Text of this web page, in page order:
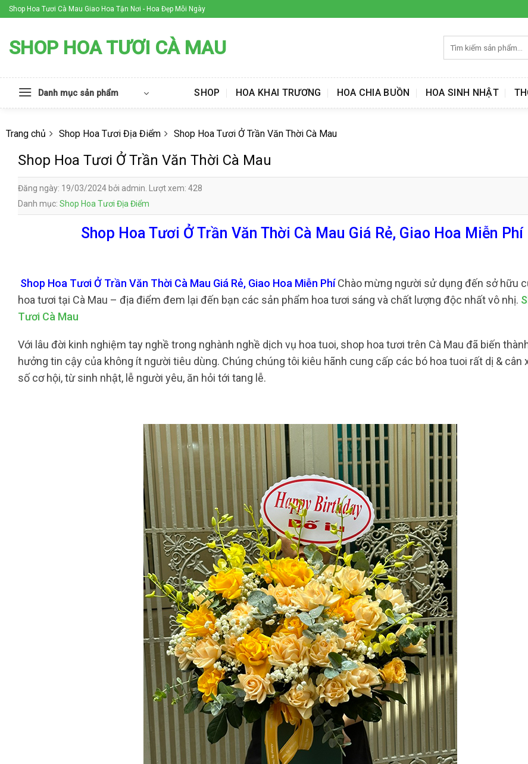
Skip
to
Shop Hoa Tươi Cà Mau Giao Hoa Tận Nơi - Hoa Đẹp Mỗi Ngày
SHOP HOA TƯƠI CÀ MAU
kiếm:
Danh mục sản phẩm SHOP HOA KHAI TRƯƠNG HOA CHIA BUỒN HOA SINH NHẬT
Trang chủ Shop Hoa Tươi Địa Điểm Shop Hoa Tươi Ở Trần Văn Thời Cà Mau
Shop Hoa Tươi Ở Trần Văn Thời Cà Mau
Đăng ngày: 19/03/2024 bởi admin. Lượt xem: 428
Danh mục: Shop Hoa Tươi Địa Điểm
Shop Hoa Tươi Ở Trần Văn Thời Cà Mau Giá Rẻ, Giao Hoa Miễn Phí
Shop Hoa Tươi Ở Trần Văn Thời Cà Mau Giá Rẻ, Giao Hoa Miễn PhíChào mừng người sử dụng đến sở hữu
hoa tươi tại Cà Mau – địa điểm đem lại đến bạn các sản phẩm hoa tươi sáng và chất lượng độc nhất vô nhị.
Tươi Cà Mau
Với lâu đời kinh nghiệm tay nghề trong nghành nghề dịch vụ hoa tuoi, shop hoa tươi trên Cà Mau đã biến
hưởng tin cậy của không ít người tiêu dùng. Chúng chúng tôi kiêu hãnh cung cấp các bó hoa tuoi rất dị & cân
số cơ hội, từ sinh nhật, lễ người yêu, ăn hỏi tới tang lễ.